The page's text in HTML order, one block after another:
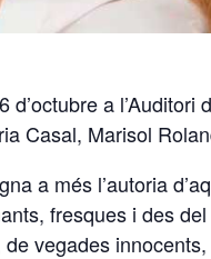
d’octubre a
Casal, Marisol
a més l’autoria
fresques i des
vegades